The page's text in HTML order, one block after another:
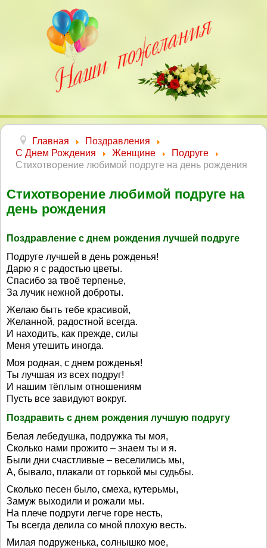
Главная
Поздравления
С Днем Рождения
Женщине
Подруге
Стихотворение любимой подруге на день рождения
Стихотворение любимой подруге на
день рождения
Поздравление с днем рождения лучшей подруге
Подруге лучшей в день рожденья!
Дарю я с радостью цветы.
Спасибо за твоё терпенье,
За лучик нежной доброты.
Желаю быть тебе красивой,
Желанной, радостной всегда.
И находить, как прежде, силы
Меня утешить иногда.
Моя родная, с днем рожденья!
Ты лучшая из всех подруг!
И нашим тёплым отношениям
Пусть все завидуют вокруг.
Поздравить с днем рождения лучшую подругу
Белая лебедушка, подружка ты моя,
Сколько нами прожито – знаем ты и я.
Были дни счастливые – веселились мы,
А, бывало, плакали от горькой мы судьбы.
Сколько песен было, смеха, кутерьмы,
Замуж выходили и рожали мы.
На плече подруги легче горе несть,
Ты всегда делила со мной плохую весть.
Милая подруженька, солнышко мое,